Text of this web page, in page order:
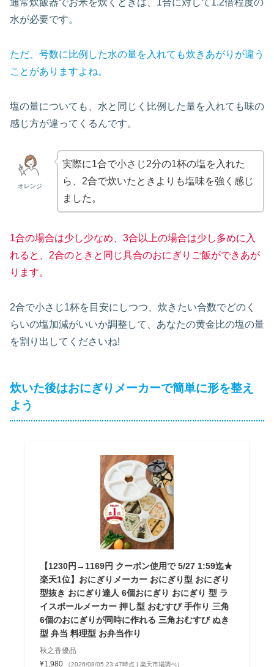
通常炊飯器でお米を炊くときは、1合に対して1.2倍程度の
水が必要です。
ただ、号数に比例した水の量を入れても炊きあがりが違う
ことがありますよね。
塩の量についても、水と同じく比例した量を入れても味の
感じ方が違ってくるんです。
オレンジ
実際に1合で小さじ2分の1杯の塩を入れた
ら、2合で炊いたときよりも塩味を強く感じ
ました。
1合の場合は少し少なめ、3合以上の場合は少し多めに入
れると、2合のときと同じ具合のおにぎりご飯ができあが
ります。
2合で小さじ1杯を目安にしつつ、炊きたい合数でどのく
らいの塩加減がいいか調整して、あなたの黄金比の塩の量
を割り出してくださいね!
炊いた後はおにぎりメーカーで簡単に形を整え
よう
【1230円→1169円 クーポン使用で 5/27 1:59迄★
楽天1位】おにぎりメーカー おにぎり型 おにぎり
型抜き おにぎり達人 6個おにぎり おにぎり 型 ラ
イスボールメーカー 押し型 おむすび 手作り 三角
6個のおにぎりが同時に作れる 三角おむすび ぬき
型 弁当 料理型 お弁当作り
秋之香優品
¥1,980
（2026/08/05 23:47時点 | 楽天市場調べ）